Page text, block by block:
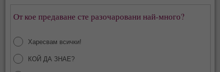
От кое предаване сте разочаровани най-много?
Харесвам всички!
КОЙ ДА ЗНАЕ?